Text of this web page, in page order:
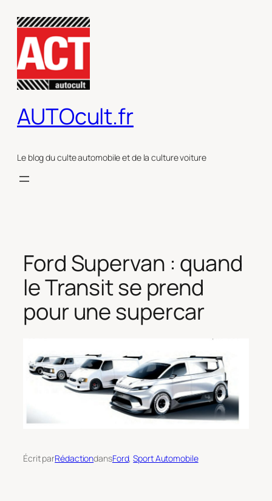
contenu
AUTOcult.fr
Le blog du culte automobile et de la culture voiture
Ford Supervan : quand
le Transit se prend
pour une supercar
Écrit parRédactiondansFord, Sport Automobile